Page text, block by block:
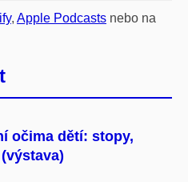
, Apple Podcasts nebo na
očima dětí: stopy,